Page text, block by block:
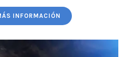
INFORMACIÓN